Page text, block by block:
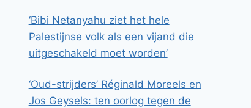
‘Bibi Netanyahu ziet het hele
Palestijnse volk als een vijand die
uitgeschakeld moet worden’
‘Oud-strijders’ Réginald Moreels en
Jos Geysels: ten oorlog tegen de